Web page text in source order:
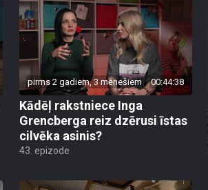
pirms 2 gadiem, 3 mēnešiem 00:44:38
Kādēļ rakstniece Inga
Grencberga reiz dzērusi īstas
cilvēka asinis?
43. epizode